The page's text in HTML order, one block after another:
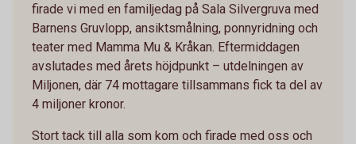
firade vi med en familjedag på Sala Silvergruva med
Barnens Gruvlopp, ansiktsmålning, ponnyridning och
teater med Mamma Mu & Kråkan. Eftermiddagen
avslutades med årets höjdpunkt – utdelningen av
Miljonen, där 74 mottagare tillsammans fick ta del av
4 miljoner kronor.
Stort tack till alla som kom och firade med oss och